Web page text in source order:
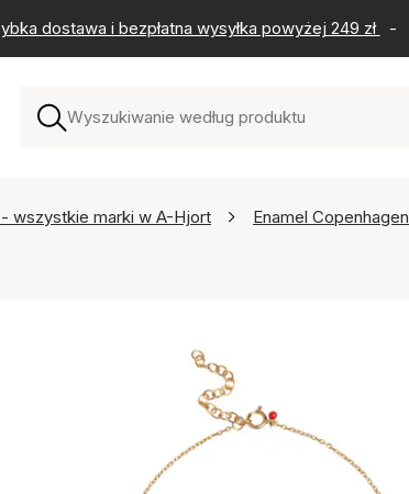
dostawa i bezpłatna wysyłka powyżej 249 zł -
wszystkie marki w A-Hjort Enamel Copenhagen